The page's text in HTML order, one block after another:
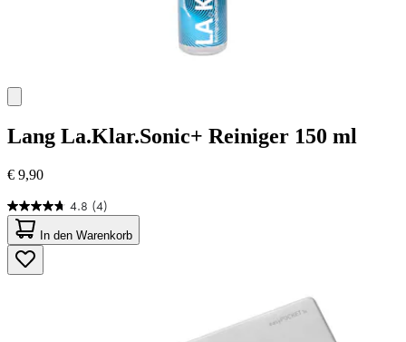
Lang La.Klar.Sonic+ Reiniger 150 ml
€ 9,90
4.8 (4)
4.8
von
5
Sternen.
4
In den Warenkorb